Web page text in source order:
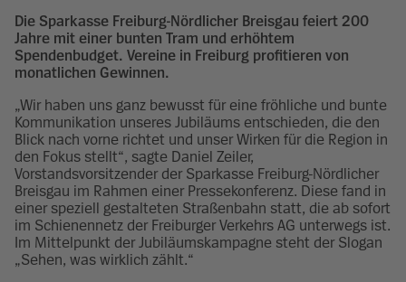
Die Sparkasse Freiburg-Nördlicher Breisgau feiert 200
Jahre mit einer bunten Tram und erhöhtem
Spendenbudget. Vereine in Freiburg profitieren von
monatlichen Gewinnen.
„Wir haben uns ganz bewusst für eine fröhliche und bunte
Kommunikation unseres Jubiläums entschieden, die den
Blick nach vorne richtet und unser Wirken für die Region in
den Fokus stellt“, sagte Daniel Zeiler,
Vorstandsvorsitzender der Sparkasse Freiburg-Nördlicher
Breisgau im Rahmen einer Pressekonferenz. Diese fand in
einer speziell gestalteten Straßenbahn statt, die ab sofort
im Schienennetz der Freiburger Verkehrs AG unterwegs ist.
Im Mittelpunkt der Jubiläumskampagne steht der Slogan
„Sehen, was wirklich zählt.“